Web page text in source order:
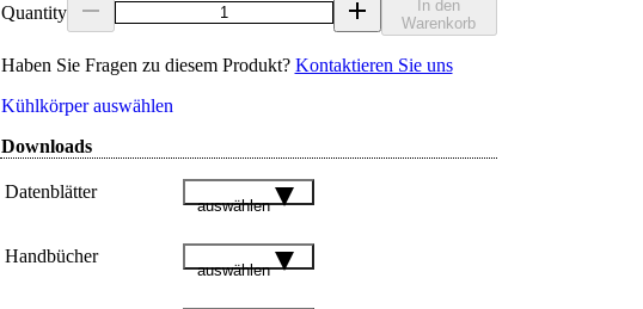
Quantity
In den
Warenkorb
Haben Sie Fragen zu diesem Produkt? Kontaktieren Sie uns
Kühlkörper auswählen
Downloads
Datenblätter
auswählen
Handbücher
auswählen